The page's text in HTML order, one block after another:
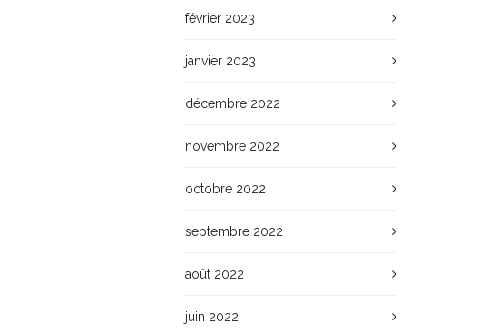
février 2023
janvier 2023
décembre 2022
novembre 2022
octobre 2022
septembre 2022
août 2022
juin 2022